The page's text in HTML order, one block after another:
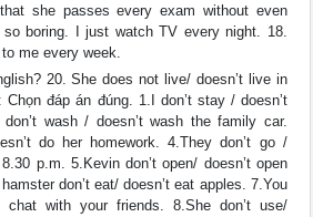
she passes every exam without even
boring. I just watch TV every night. 18.
me every week.
20. She does not live/ doesn’t live in
Chọn đáp án đúng. 1.I don’t stay / doesn’t
wash / doesn’t wash the family car.
do her homework. 4.They don’t go /
p.m. 5.Kevin don’t open/ doesn’t open
don’t eat/ doesn’t eat apples. 7.You
chat with your friends. 8.She don’t use/